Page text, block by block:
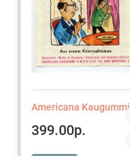
Americana Kaugummi
399.00р.